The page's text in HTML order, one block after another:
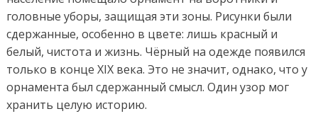
головные уборы, защищая эти зоны. Рисунки были
сдержанные, особенно в цвете: лишь красный и
белый, чистота и жизнь. Чёрный на одежде появился
только в конце XIX века. Это не значит, однако, что у
орнамента был сдержанный смысл. Один узор мог
хранить целую историю.